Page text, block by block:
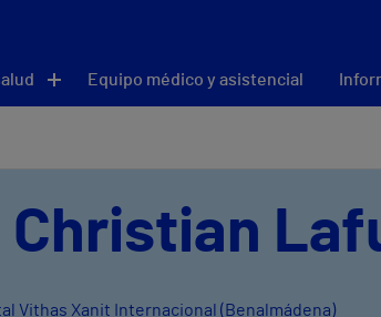
Equipo médico y asistencial
Christian
Vithas Xanit Internacional (Benalmádena)